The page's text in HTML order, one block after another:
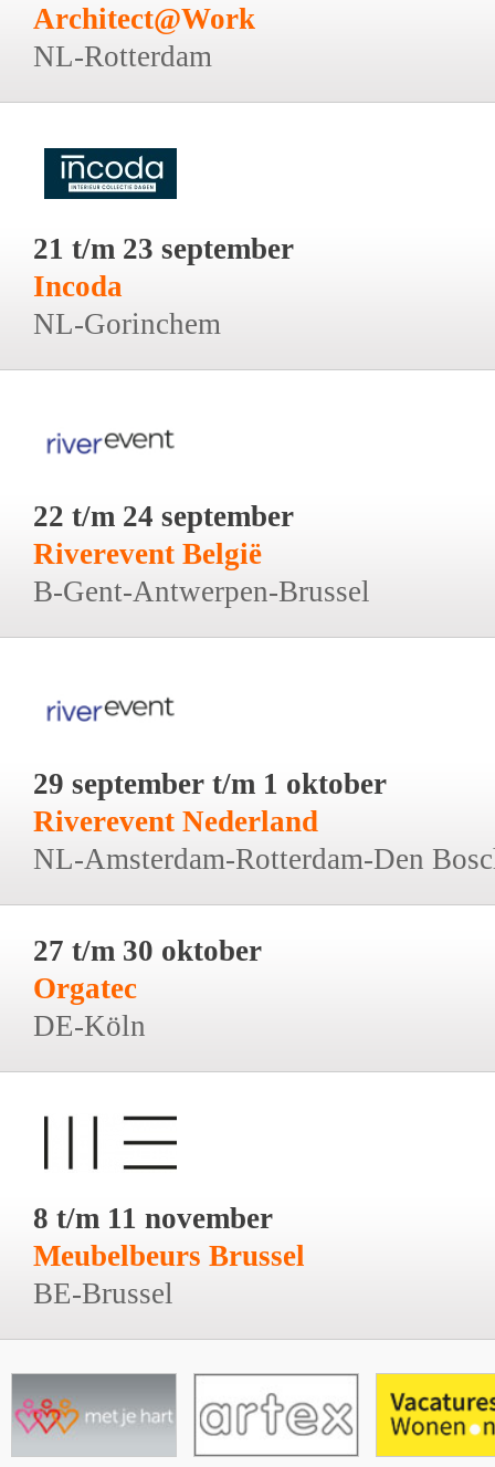
Architect@Work
NL-Rotterdam
21 t/m 23 september
Incoda
NL-Gorinchem
22 t/m 24 september
Riverevent België
B-Gent-Antwerpen-Brussel
29 september t/m 1 oktober
Riverevent Nederland
NL-Amsterdam-Rotterdam-Den
27 t/m 30 oktober
Orgatec
DE-Köln
8 t/m 11 november
Meubelbeurs Brussel
BE-Brussel